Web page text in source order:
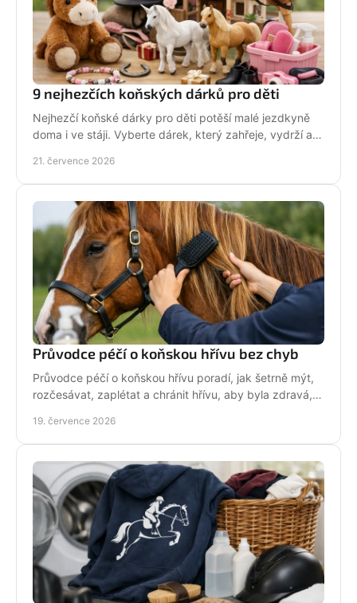
9 nejhezčích koňských dárků pro děti
Nejhezčí koňské dárky pro děti potěší malé jezdkyně
doma i ve stáji. Vyberte dárek, který zahřeje, vydrží a
21. července 2026
Průvodce péčí o koňskou hřívu bez chyb
Průvodce péčí o koňskou hřívu poradí, jak šetrně mýt,
rozčesávat, zaplétat a chránit hřívu, aby byla zdravá,
19. července 2026